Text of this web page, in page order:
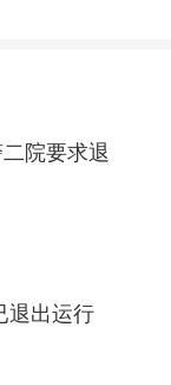
院要求退
退出运行